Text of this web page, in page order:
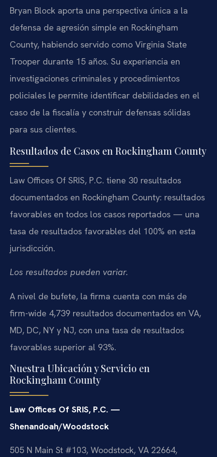
Bryan Block aporta una perspectiva única a la
defensa de agresión simple en Rockingham
County, habiendo servido como Virginia State
Trooper durante 15 años. Su experiencia en
investigaciones criminales y procedimientos
policiales le permite identificar debilidades en el
caso de la fiscalía y construir defensas sólidas
para sus clientes.
Resultados de Casos en Rockingham County
Law Offices Of SRIS, P.C. tiene 30 resultados
documentados en Rockingham County: resultados
favorables en todos los casos reportados — una
tasa de resultados favorables del 100% en esta
jurisdicción.
Los resultados pueden variar.
A nivel de bufete, la firma cuenta con más de
firm-wide 4,739 resultados documentados en VA,
MD, DC, NY y NJ, con una tasa de resultados
favorables superior al 93%.
Nuestra Ubicación y Servicio en
Rockingham County
Law Offices Of SRIS, P.C. —
Shenandoah/Woodstock
505 N Main St #103, Woodstock, VA 22664,